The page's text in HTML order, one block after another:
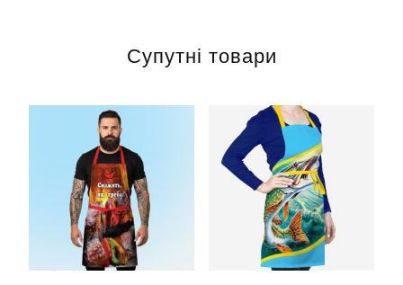
варіантів.
можна
вибрати
на
сторінці
товару
Супутні товари